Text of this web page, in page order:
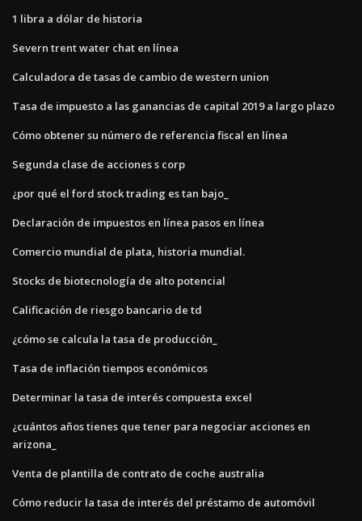
1 libra a dólar de historia
Severn trent water chat en línea
Calculadora de tasas de cambio de western union
Tasa de impuesto a las ganancias de capital 2019 a largo plazo
Cómo obtener su número de referencia fiscal en línea
Segunda clase de acciones s corp
¿por qué el ford stock trading es tan bajo_
Declaración de impuestos en línea pasos en línea
Comercio mundial de plata, historia mundial.
Stocks de biotecnología de alto potencial
Calificación de riesgo bancario de td
¿cómo se calcula la tasa de producción_
Tasa de inflación tiempos económicos
Determinar la tasa de interés compuesta excel
¿cuántos años tienes que tener para negociar acciones en
arizona_
Venta de plantilla de contrato de coche australia
Cómo reducir la tasa de interés del préstamo de automóvil